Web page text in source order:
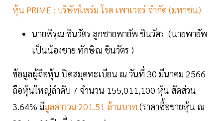
หุ้น PRIME : บริษัทไพร์ม โรด เพาเวอร์ จำกัด (มหาชน)
นายพิรุณ ชินวัตร ลูกชายพายัพ ชินวัตร (นายพายัพ
เป็นน้องชาย ทักษิณ ชินวัตร )
ข้อมูลผู้ถือหุ้น ปิดสมุดทะเบียน ณ วันที่ 30 มีนาคม 2566
ถือหุ้นใหญ่ลำดับ 7 จำนวน 155,011,100 หุ้น สัดส่วน
3.64% มีมูลค่ารวม 201.51 ล้านบาท (ราคาซื้อขายหุ้น ณ